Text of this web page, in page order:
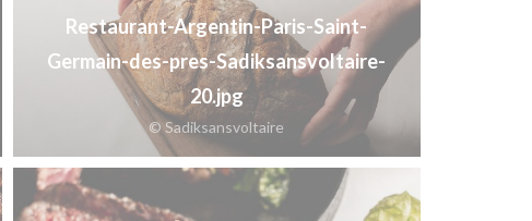
Restaurant-Argentin-Paris-Saint-
Germain-des-pres-Sadiksansvoltaire-
20.jpg
© Sadiksansvoltaire